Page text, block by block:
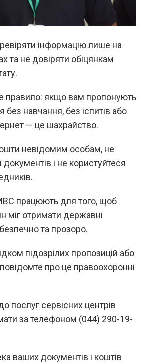
інформацію лише на
та не довіряти обіцянкам
правило: якщо вам пропонують
без навчання, без іспитів або
— це шахрайство.
невідомим особам, не
документів і не користуйтеся
працюють для того, щоб
міг отримати державні
та прозоро.
підозрілих пропозицій або
про це правоохоронні
послуг сервісних центрів
за телефоном (044) 290-19-
ваших документів і коштів